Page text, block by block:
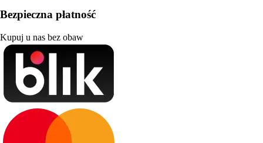
Bezpieczna płatność
Kupuj u nas bez obaw